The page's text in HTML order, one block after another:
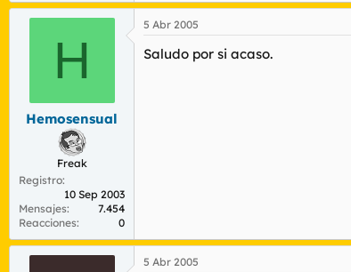
H
Hemosensual
Freak
Registro
10 Sep 2003
Mensajes
7.454
Reacciones
0
5 Abr 2005
Saludo por si acaso.
5 Abr 2005